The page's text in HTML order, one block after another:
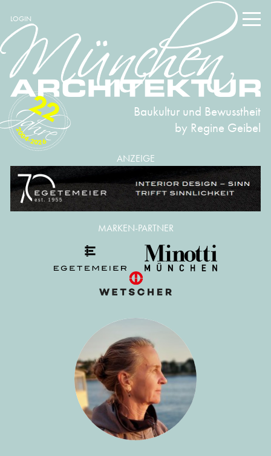
LOGIN
Baukultur und Bewusstheit
by Regine Geibel
2004-2026
22
ANZEIGE